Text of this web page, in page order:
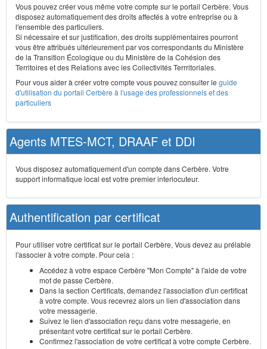
Vous pouvez créer vous même votre compte sur le portail Cerbère. Vous
disposez automatiquement des droits affectés à votre entreprise ou à
l'ensemble des particuliers.
Si nécessaire et sur justification, des droits supplémentaires pourront
vous être attribués ultérieurement par vos correspondants du Ministère
de la Transition Écologique ou du Ministère de la Cohésion des
Territoires et des Relations avec les Collectivités Terrritoriales.
Pour vous aider à créer votre compte vous pouvez consulter le guide
d'utilisation du portail Cerbère à l'usage des professionnels et des
particuliers
Agents MTES-MCT, DRAAF et DDI
Vous disposez automatiquement d'un compte dans Cerbère. Votre
support informatique local est votre premier interlocuteur.
Authentification par certificat
Pour utiliser votre certificat sur le portail Cerbère, Vous devez au prélable
l'associer à votre compte. Pour cela :
Accédez à votre espace Cerbère "Mon Compte" à l'aide de votre
mot de passe Cerbère.
Dans la section Certificats, demandez l'association d'un certificat
à votre compte. Vous recevrez alors un lien d'association dans
votre messagerie.
Suivez le lien d'association reçu dans votre messagerie, en
présentant votre certificat sur le portail Cerbère.
Confirmez l'association de votre certificat à votre compte Cerbère.